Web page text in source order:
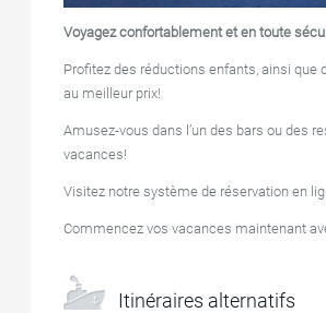
Voyagez confortablement et en toute
Profitez des réductions enfants, ainsi que
au meilleur prix!
Amusez-vous dans l’un des bars ou des
vacances!
Visitez notre système de réservation en
Commencez vos vacances maintenant
Itinéraires alternatifs